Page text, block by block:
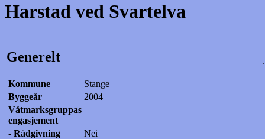
Harstad ved Svartelva
Generelt
Kommune
Stange
Byggeår
2004
Våtmarksgruppas
engasjement
- Rådgivning
Nei